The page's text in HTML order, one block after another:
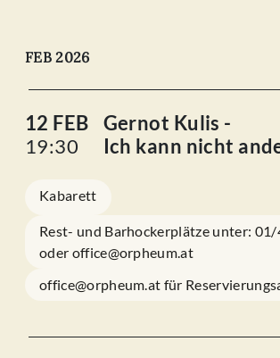
FEB 2026
12 FEB
19:30
Gernot Kulis -
Ich kann nicht
Kabarett
Rest- und Barhockerplätze unter:
oder office@orpheum.at
office@orpheum.at für